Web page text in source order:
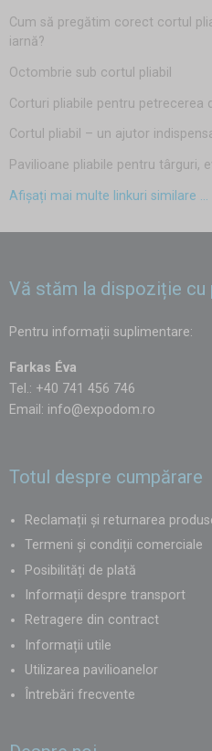
Cum să pregătim corect cortul
iarnă?
Octombrie sub cortul pliabil
Corturi pliabile pentru petrecerea
Cortul pliabil – un ajutor
Pavilioane pliabile pentru târguri,
Afișați mai multe linkuri similare ...
Vă stăm la dispoziție cu
Pentru informații suplimentare:
Farkas Éva
Tel.: +40 741 456 746
Email: info@expodom.ro
Totul despre cumpărare
Reclamații și returnarea
Termeni și condiții comerciale
Posibilități de plată
Informații despre transport
Retragere din contract
Informații utile
Utilizarea pavilioanelor
Întrebări frecvente